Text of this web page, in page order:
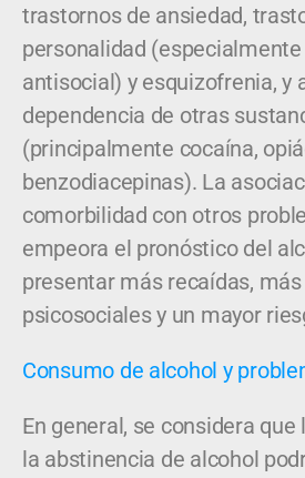
trastornos de ansiedad,
personalidad
antisocial) y esquizofrenia, y
dependencia de otras
(principalmente cocaína,
benzodiacepinas). La
comorbilidad con otros
empeora el pronóstico del
presentar más recaídas,
psicosociales y un mayor
Consumo de alcohol y
En general, se considera
la abstinencia de alcohol